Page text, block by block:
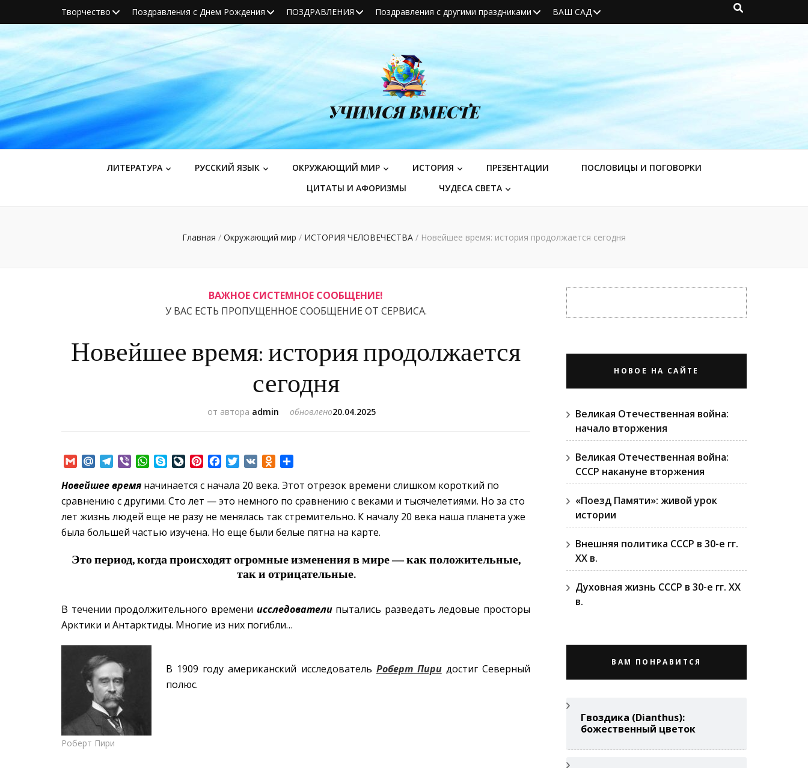
Творчество Поздравления с Днем Рождения ПОЗДРАВЛЕНИЯ Поздравления с другими праздниками ВАШ САД
УЧИМСЯ ВМЕСТЕ
ЛИТЕРАТУРА РУССКИЙ ЯЗЫК ОКРУЖАЮЩИЙ МИР ИСТОРИЯ ПРЕЗЕНТАЦИИ
ПОСЛОВИЦЫ И ПОГОВОРКИ
ЦИТАТЫ И АФОРИЗМЫ
ЧУДЕСА СВЕТА
Главная / Окружающий мир / ИСТОРИЯ ЧЕЛОВЕЧЕСТВА / Новейшее время: история продолжается сегодня
ВАЖНОЕ СИСТЕМНОЕ СООБЩЕНИЕ!
У ВАС ЕСТЬ ПРОПУЩЕННОЕ СООБЩЕНИЕ ОТ СЕРВИСА.
Новейшее время: история продолжается
сегодня
от автора admin обновлено20.04.2025
GmailMail.RuTelegram
Viber WhatsApp
SkypeLiveJournal
PinterestFacebookTwitter
VK Odnoklassniki
Новейшее время начинается с начала 20 века. Этот отрезок времени слишком короткий по
сравнению с другими. Сто лет — это немного по сравнению с веками и тысячелетиями. Но за сто
лет жизнь людей еще не разу не менялась такстремительно. К началу 20 века наша планета уже
была большей частью изучена. Но еще были белые пятна на карте.
Это период, когда происходят огромные изменения в мире — как положительные,
так и отрицательные.
В течении продолжительного времени исследователипытались разведать ледовые просторы
Арктики и Антарктиды. Многие из них погибли…
Роберт Пири
В 1909 году американский исследователь Роберт Пиридостиг Северный
полюс.
НОВОЕ НА САЙТЕ
Великая Отечественная война:
начало вторжения
Великая Отечественная война:
СССР накануне вторжения
«Поезд Памяти»: живой урок
истории
Внешняя политика СССР в 30-е гг.
ХХ в.
Духовная жизнь СССР в 30-е гг. ХХ
в.
ВАМ ПОНРАВИТСЯ
Гвоздикa (Di­anthus):
божественный цветок